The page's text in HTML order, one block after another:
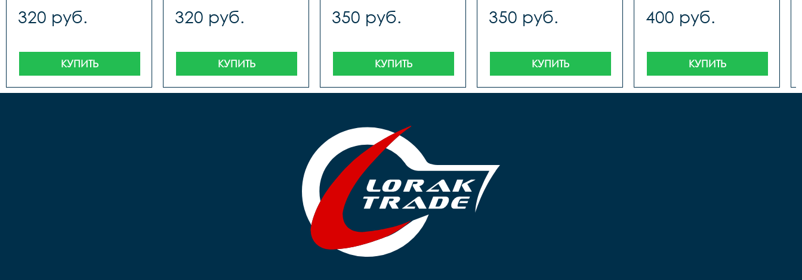
320 руб.
КУПИТЬ
320 руб.
КУПИТЬ
350 руб.
КУПИТЬ
350 руб.
КУПИТЬ
400 руб.
КУПИТЬ